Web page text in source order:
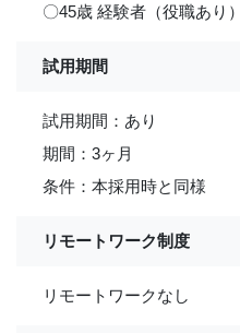
〇45歳 経験者（役職あり
試用期間
試用期間：あり
期間：3ヶ月
条件：本採用時と同様
リモートワーク制度
リモートワークなし